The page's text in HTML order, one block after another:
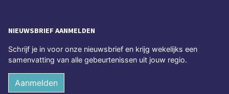
NIEUWSBRIEF AANMELDEN
Schrijf je in voor onze nieuwsbrief en krijg wekelijks een
samenvatting van alle gebeurtenissen uit jouw regio.
Aanmelden